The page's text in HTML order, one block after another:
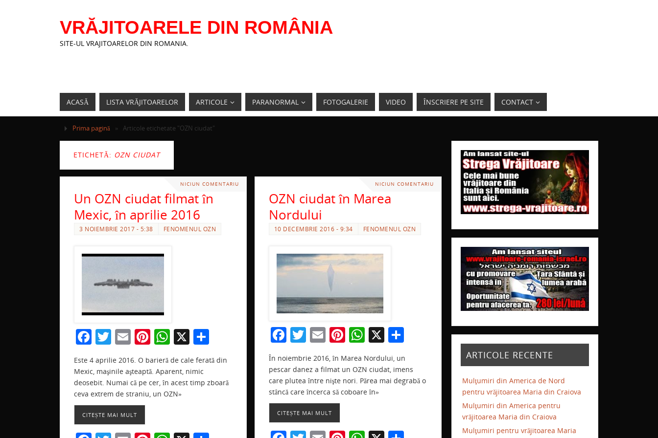
VRĂJITOARELE DIN ROMÂNIA
SITE-UL VRAJITOARELOR DIN ROMANIA.
ACASĂ LISTA VRĂJITOARELOR ARTICOLE PARANORMAL FOTOGALERIE VIDEO ÎNSCRIERE PE SITE CONTACT
Prima pagină » Articole etichetate "OZN ciudat"
ETICHETĂ: OZN CIUDAT
NICIUN COMENTARIU
Un OZN ciudat filmat în
Mexic, în aprilie 2016
3 NOIEMBRIE 2017 - 5:38 FENOMENUL OZN
F
a
c
e
b
o
o
T
w
itt
er
E
m
ai
l
Pi
nt
er
e
st
W
h
at
s
A
p
X
ar
ta
je
Este 4 aprilie 2016. O barieră de cale ferată din
Mexic, maşinile aşteaptă. Aparent, nimic
deosebit. Numai că pe cer, în acest timp zboară
ceva extrem de straniu, un OZN»
CITEȘTE MAI MULT
NICIUN COMENTARIU
OZN ciudat în Marea
Nordului
10 DECEMBRIE 2016 - 9:34 FENOMENUL OZN
F
a
c
e
b
o
o
T
w
itt
er
E
m
ai
l
Pi
nt
er
e
st
W
h
at
s
A
p
X P
ta
je
În noiembrie 2016, în Marea Nordului, un
pescar danez a filmat un OZN ciudat, imens
care plutea între nişte nori. Părea mai degrabă o
stâncă care încerca să coboare în»
CITEȘTE MAI MULT
ARTICOLE RECENTE
Mulţumiri din America de Nord
pentru vrăjitoarea Maria din Craiova
Mulţumiri din America pentru
vrăjitoarea Maria din Craiova
Mulţumiri pentru vrăjitoarea Maria